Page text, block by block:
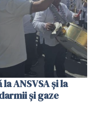
ANSVSA și la
și gaze